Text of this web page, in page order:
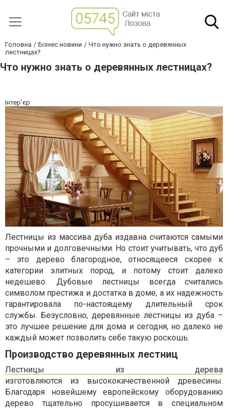
Головна Бізнес новини
Что нужно знать о деревянных
лестницах?
Что нужно знать о деревянных лестницах?
Інтер'єр
Лестницы из массива дуба издавна считаются самыми
прочными и долговечными. Но стоит учитывать, что дуб
– это дерево благородное, относящееся скорее к
категории элитных пород, и потому стоит далеко
недешево. Дубовые лестницы всегда считались
символом престижа и достатка в доме, а их надежность
гарантировала по-настоящему длительный срок
службы. Безусловно, деревянные лестницы из дуба –
это лучшее решение для дома и сегодня, но далеко не
каждый может позволить себе такую роскошь.
Производство деревянных лестниц
Лестницы из дерева
изготовляются из высококачественной древесины.
Благодаря новейшему европейскому оборудованию
дерево тщательно просушивается в специальном